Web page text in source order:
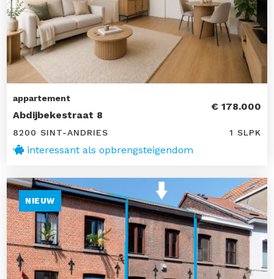
appartement
Abdijbekestraat 8
€ 178.000
8200 SINT-ANDRIES 1 SLPK
interessant als opbrengsteigendom
NIEUW